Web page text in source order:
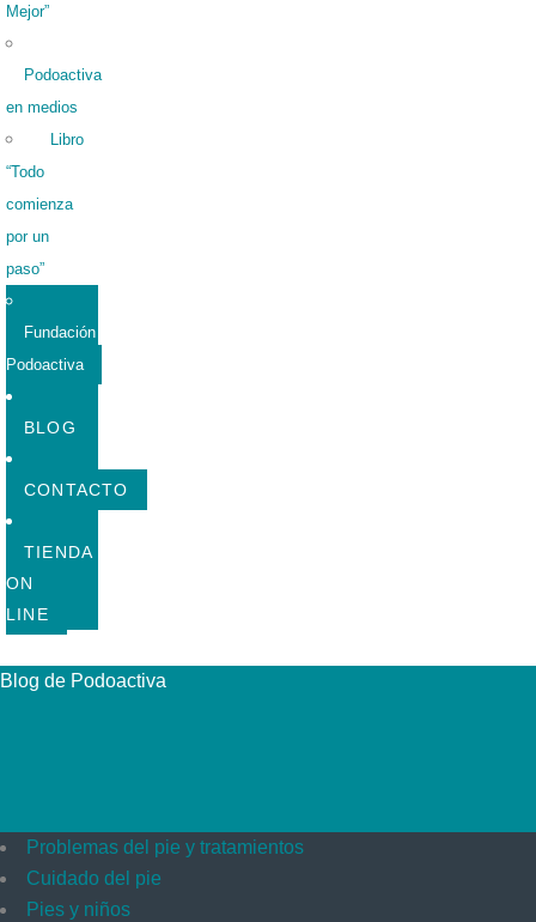
Mejor”
Podoactiva
en medios
Libro
“Todo
comienza
por un
paso”
Fundación
Podoactiva
BLOG
CONTACTO
TIENDA
ON
LINE
Blog de Podoactiva
Problemas del pie y tratamientos
Cuidado del pie
Pies y niños